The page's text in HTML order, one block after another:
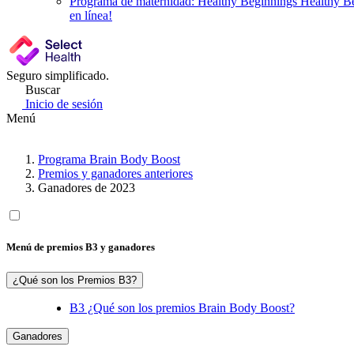
en línea!
Seguro simplificado.
Buscar
Inicio de sesión
Menú
Programa Brain Body Boost
Premios y ganadores anteriores
Ganadores de 2023
Menú de premios B3 y ganadores
¿Qué son los Premios B3?
B3 ¿Qué son los premios Brain Body Boost?
Ganadores